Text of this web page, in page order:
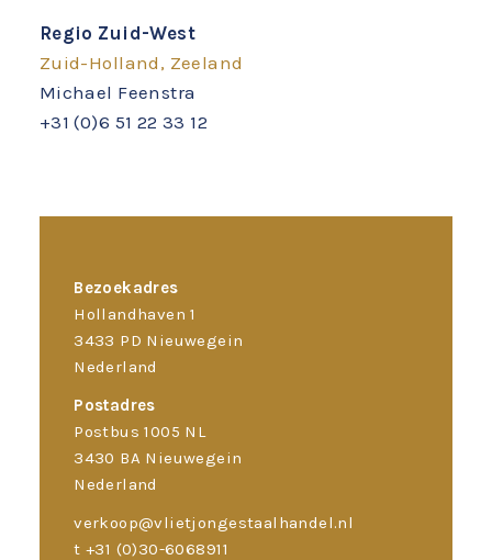
Regio Zuid-West
Zuid-Holland, Zeeland
Michael Feenstra
+31 (0)6 51 22 33 12
Bezoekadres
Hollandhaven 1
3433 PD Nieuwegein
Nederland
Postadres
Postbus 1005 NL
3430 BA Nieuwegein
Nederland
verkoop@vlietjongestaalhandel.nl
t +31 (0)30-6068911